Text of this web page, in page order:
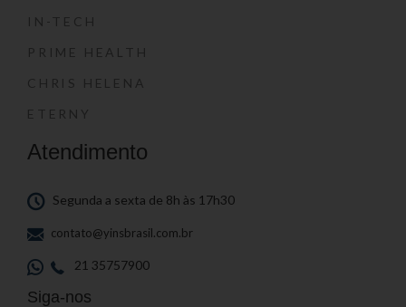
IN-TECH
PRIME HEALTH
CHRIS HELENA
ETERNY
Atendimento
Segunda a sexta de 8h às 17h30
contato@yinsbrasil.com.br
21 35757900
Siga-nos